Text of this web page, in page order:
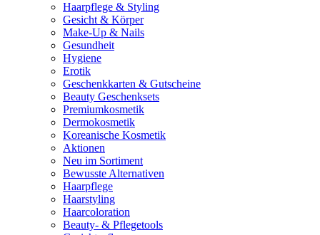
Haarpflege & Styling
Gesicht & Körper
Make-Up & Nails
Gesundheit
Hygiene
Erotik
Geschenkkarten & Gutscheine
Beauty Geschenksets
Premiumkosmetik
Dermokosmetik
Koreanische Kosmetik
Aktionen
Neu im Sortiment
Bewusste Alternativen
Haarpflege
Haarstyling
Haarcoloration
Beauty- & Pflegetools